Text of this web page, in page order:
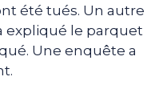
été tués. Un autre
expliqué le parquet
Une enquête a